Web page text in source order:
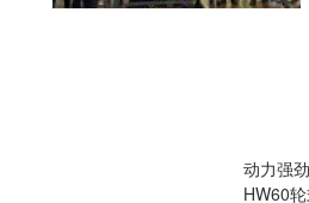
动力强
HW60